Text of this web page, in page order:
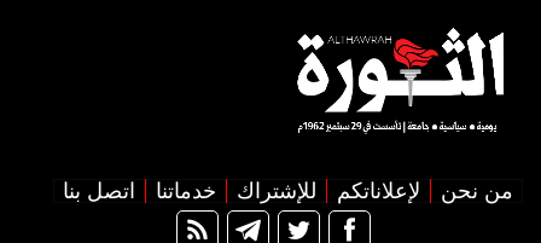
من نحن لإعلاناتكم للإشتراك خدماتنا اتصل بنا